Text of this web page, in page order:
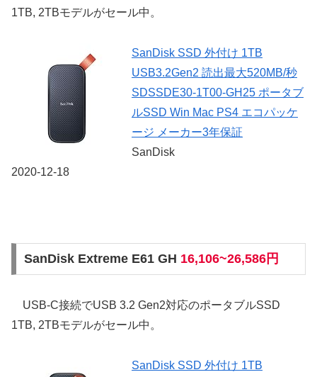
1TB, 2TBモデルがセール中。
SanDisk SSD 外付け 1TB
USB3.2Gen2 読出最大520MB/秒
SDSSDE30-1T00-GH25 ポータブ
ルSSD Win Mac PS4 エコパッケ
ージ メーカー3年保証
SanDisk
2020-12-18
SanDisk Extreme E61 GH 16,106~26,586円
USB-C接続でUSB 3.2 Gen2対応のポータブルSSD
1TB, 2TBモデルがセール中。
SanDisk SSD 外付け 1TB